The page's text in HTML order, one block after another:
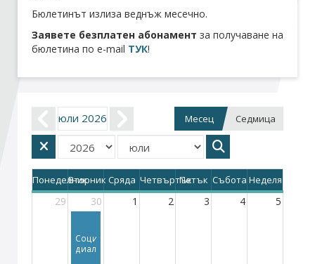
Проекти
Членове
Абонирайте се!
Бюлетинът излиза веднъж месечно.
Заявете безплатен абонамент за получаване на
бюлетина по e-mail ТУК!
юли 2026 Месец Седмица
ПонеделникВторник Сряда ЧетвъртъкПетък Събота Неделя
29 30 1 2 3 4 5
Социален
диалог